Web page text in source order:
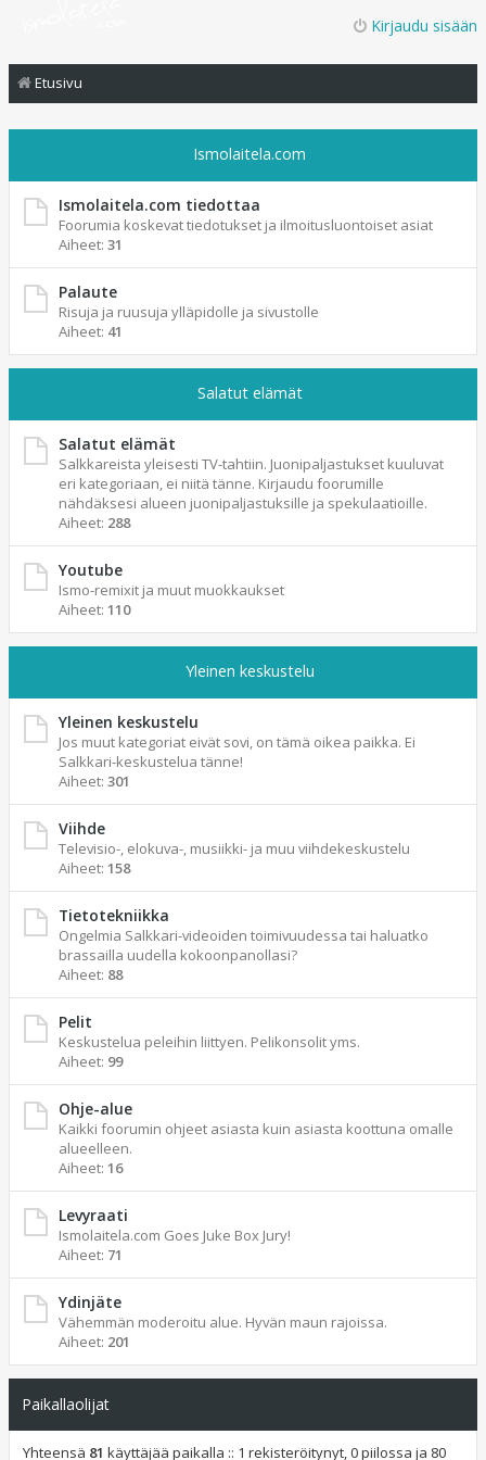
Kirjaudu sisään
Etusivu
Ismolaitela.com
Ismolaitela.com tiedottaa
Foorumia koskevat tiedotukset ja ilmoitusluontoiset asiat
Aiheet: 31
Palaute
Risuja ja ruusuja ylläpidolle ja sivustolle
Aiheet: 41
Salatut elämät
Salatut elämät
Salkkareista yleisesti TV-tahtiin. Juonipaljastukset kuuluvat
eri kategoriaan, ei niitä tänne. Kirjaudu foorumille
nähdäksesi alueen juonipaljastuksille ja spekulaatioille.
Aiheet: 288
Youtube
Ismo-remixit ja muut muokkaukset
Aiheet: 110
Yleinen keskustelu
Yleinen keskustelu
Jos muut kategoriat eivät sovi, on tämä oikea paikka. Ei
Salkkari-keskustelua tänne!
Aiheet: 301
Viihde
Televisio-, elokuva-, musiikki- ja muu viihdekeskustelu
Aiheet: 158
Tietotekniikka
Ongelmia Salkkari-videoiden toimivuudessa tai haluatko
brassailla uudella kokoonpanollasi?
Aiheet: 88
Pelit
Keskustelua peleihin liittyen. Pelikonsolit yms.
Aiheet: 99
Ohje-alue
Kaikki foorumin ohjeet asiasta kuin asiasta koottuna omalle
alueelleen.
Aiheet: 16
Levyraati
Ismolaitela.com Goes Juke Box Jury!
Aiheet: 71
Ydinjäte
Vähemmän moderoitu alue. Hyvän maun rajoissa.
Aiheet: 201
Paikallaolijat
Yhteensä 81 käyttäjää paikalla :: 1 rekisteröitynyt, 0 piilossa ja 80